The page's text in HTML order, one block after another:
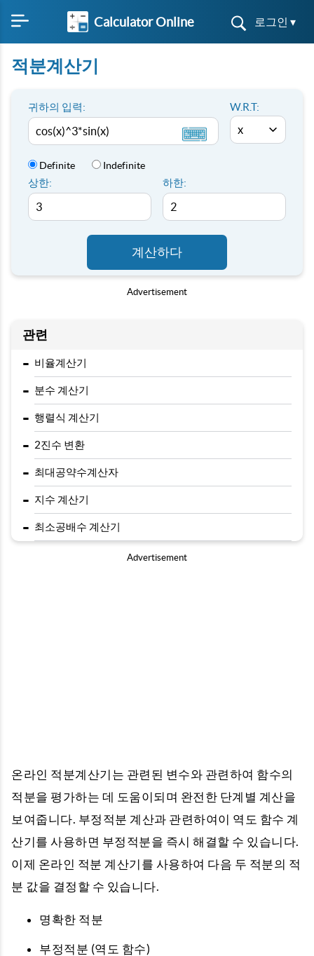
Calculator Online 로그인 ▾
적분계산기
귀하의 입력: W.R.T:
Definite Indefinite
상한: 하한:
계산하다
Advertisement
관련
- 비율계산기
- 분수 계산기
- 행렬식 계산기
- 2진수 변환
- 최대공약수계산자
- 지수 계산기
- 최소공배수 계산기
Advertisement
온라인 적분계산기는 관련된 변수와 관련하여 함수의
적분을 평가하는 데 도움이되며 완전한 단계별 계산을
보여줍니다. 부정적분 계산과 관련하여이 역도 함수 계
산기를 사용하면 부정적분을 즉시 해결할 수 있습니다.
이제 온라인 적분 계산기를 사용하여 다음 두 적분의 적
분 값을 결정할 수 있습니다.
명확한 적분
부정적분 (역도 함수)